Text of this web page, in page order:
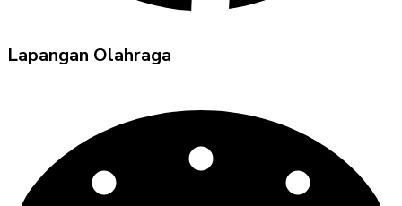
Lapangan Olahraga